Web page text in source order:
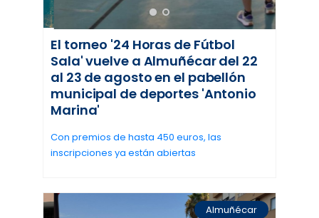
El torneo '24 Horas de Fútbol
Sala' vuelve a Almuñécar del 22
al 23 de agosto en el pabellón
municipal de deportes 'Antonio
Marina'
Con premios de hasta 450 euros, las
inscripciones ya están abiertas
Almuñécar